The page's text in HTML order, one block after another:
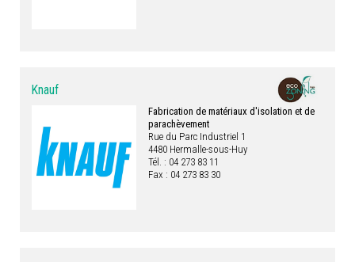
Knauf
Fabrication de matériaux d'isolation et de
parachèvement
Rue du Parc Industriel 1
4480 Hermalle-sous-Huy
Tél. : 04 273 83 11
Fax : 04 273 83 30